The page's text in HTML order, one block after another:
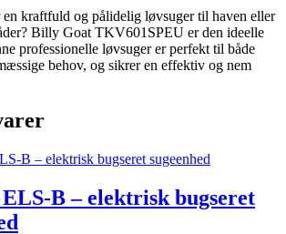
kraftfuld og pålidelig løvsuger til haven eller
Billy Goat TKV601SPEU er den ideelle
professionelle løvsuger er perfekt til både
behov, og sikrer en effektiv og nem
B – elektrisk bugseret